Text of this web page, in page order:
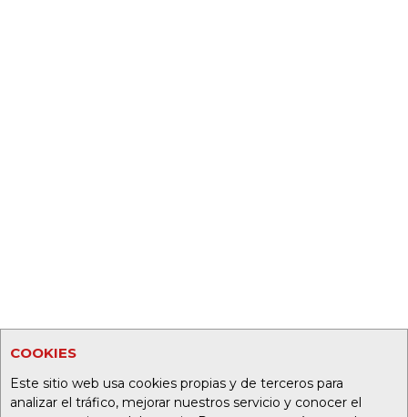
COOKIES
Este sitio web usa cookies propias y de terceros para
analizar el tráfico, mejorar nuestros servicio y conocer el